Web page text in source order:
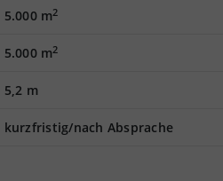
5.000 m2
5.000 m2
5,2 m
kurzfristig/nach Absprache